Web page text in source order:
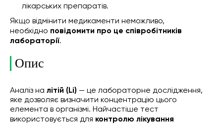
лікарських препаратів.
Якщо відмінити медикаменти неможливо,
необхідно повідомити про це співробітників
лабораторії.
Опис
Аналіз на літій (Li) — це лабораторне дослідження,
яке дозволяє визначити концентрацію цього
елемента в організмі. Найчастіше тест
використовується для контролю лікування